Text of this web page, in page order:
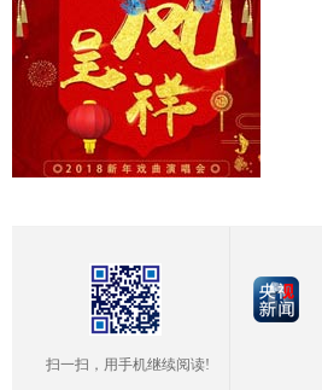
扫一扫，用手机继续阅读!